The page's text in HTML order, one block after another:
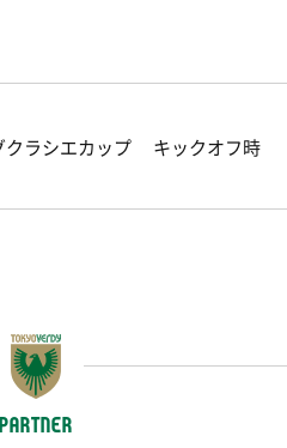
クラシエカップ キックオフ時
PARTNER